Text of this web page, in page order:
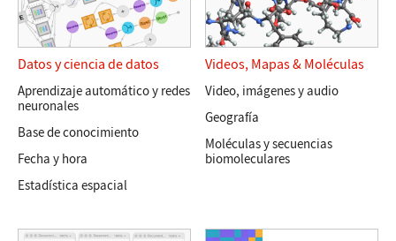
Datos y ciencia de datos
Aprendizaje automático y redes
neuronales
Base de conocimiento
Fecha y hora
Estadística espacial
Videos, Mapas& Moléculas
Video, imágenes y audio
Geografía
Moléculas y secuencias
biomoleculares